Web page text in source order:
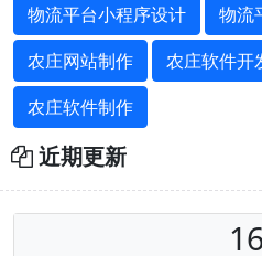
物流平台小程序设计
物流
农庄网站制作
农庄软件开
农庄软件制作
近期更新
16